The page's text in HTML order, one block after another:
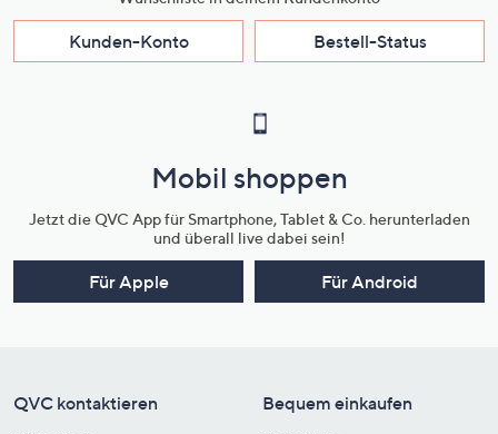
Kunden-Konto Bestell-Status
Mobil shoppen
Jetzt die QVC App für Smartphone, Tablet & Co. herunterladen
und überall live dabei sein!
Für Apple Für Android
QVC kontaktieren Bequem einkaufen